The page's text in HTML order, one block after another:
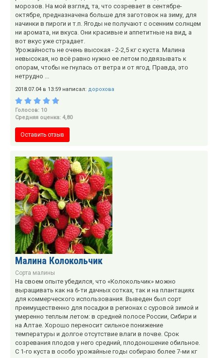
морозов. На мой взгляд, та, что созревает в сентябре-
октябре, предназначена больше для заготовок на зиму, для
начинки в пироги и т.п. Ягоды не получают с осенним солнцем
ни аромата, ни вкуса. Они красивые и аппетитные на вид, а
вот вкус уже страдает.
Урожайность не очень высокая - 2-2,5 кг с куста. Малина
невысокая, но всё равно нужно ее летом подвязывать к
опорам, чтобы не гнулась от ветра и от ягод. Правда, это
нетрудно ...
2018.07.04 в 13:59 написал: дорохова
Голосов: 10
Средняя оценка: 4,80
Оставить отзыв
Малина Колокольчик
Сорта малины
На своем опыте убедился, что «Колокольчик» можно
выращивать как на 6-ти дачных сотках, так и на плантациях
для коммерческого использования. Выведен был сорт
преимущественно для посадки в регионах с суровой зимой и
умеренно теплым летом: в средней полосе России, Сибири и
на Алтае. Хорошо переносит сильное понижение
температуры и долгое отсутствие влаги в почве. Срок
созревания плодов у него средний, плодоношение обильное.
С 1-го куста в особо урожайные годы собираю более 7-ми кг